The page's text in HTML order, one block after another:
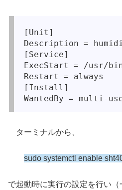
[Unit]
Description =
[Service]
ExecStart = /usr/
Restart = always
[Install]
ターミナルから、
sudo systemctl enable
で起動時に実行の設定を行い